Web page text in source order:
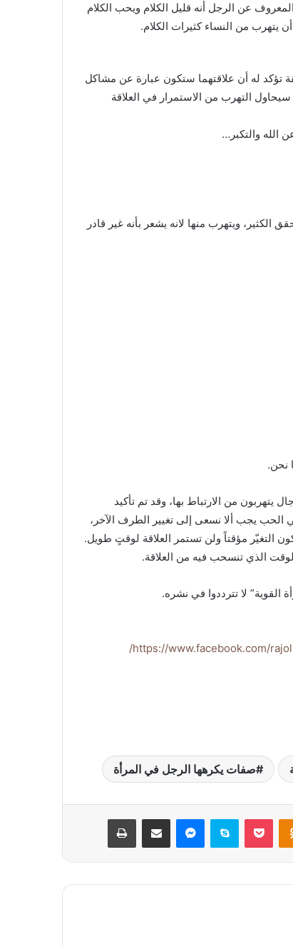
عن الرجل أنه قليل الكلام ويحب الكلام
يتهرب من النساء كثيرات الكلام.
تؤكد له أن علاقتهما ستكون عبارة عن مشاكل
التهرب من الاستمرار في العلاقة
الله والتكبر…
ويتهرب منها لانه يشعر بأنه غير قادر
نحن.
يتهربون من الارتباط بها، وقد تم تأكيد
الحب يجب ألا نسعى إلى تغيير الطرف الآخر،
التغيّر مؤقتاً ولن تستمر العلاقة لوقتٍ طويل.
الذي تنسحب فيه من العلاقة.
القوية” لا تترددوا في نشره.
https://www.facebook.com/
صفات يكرهها الرجل في المرأة
Odnoklassniki
بوكيت سكايب ماسنجر مشاركة عبر البريد طباعة